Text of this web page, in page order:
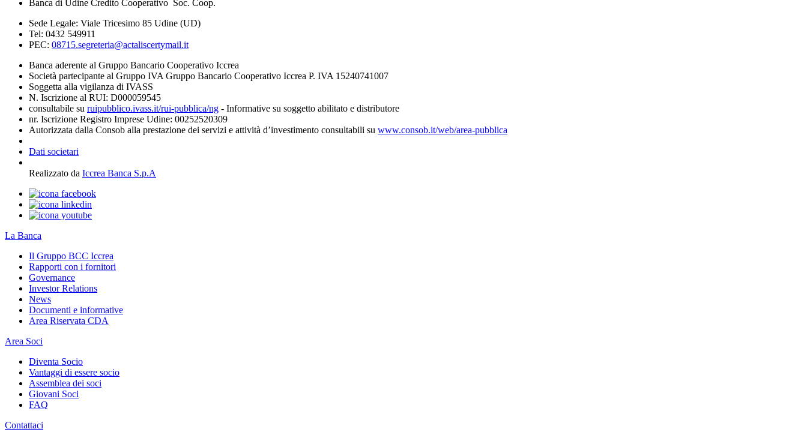
Banca di Udine Credito Cooperativo Soc. Coop.
Sede Legale: Viale Tricesimo 85 Udine (UD)
Tel: 0432 549911
PEC: 08715.segreteria@actaliscertymail.it
Banca aderente al Gruppo Bancario Cooperativo Iccrea
Società partecipante al Gruppo IVA Gruppo Bancario Cooperativo Iccrea P. IVA 15240741007
Soggetta alla vigilanza di IVASS
N. Iscrizione al RUI: D000059545
consultabile su ruipubblico.ivass.it/rui-pubblica/ng - Informative su soggetto abilitato e distributore
nr. Iscrizione Registro Imprese Udine: 00252520309
Autorizzata dalla Consob alla prestazione dei servizi e attività d’investimento consultabili su www.consob.it/web/area-pubblica
Dati societari
Realizzato da Iccrea Banca S.p.A
La Banca
Il Gruppo BCC Iccrea
Rapporti con i fornitori
Governance
Investor Relations
News
Documenti e informative
Area Riservata CDA
Area Soci
Diventa Socio
Vantaggi di essere socio
Assemblea dei soci
Giovani Soci
FAQ
Contattaci